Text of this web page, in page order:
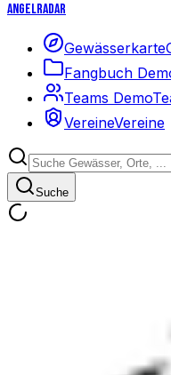
Angelradar
Gewässerkarte
Fangbuch
Teams Demo
VereineVereine
Suche